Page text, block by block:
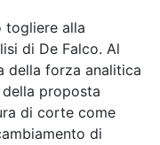
togliere alla
di De Falco. Al
della forza analitica
proposta
di corte come
di